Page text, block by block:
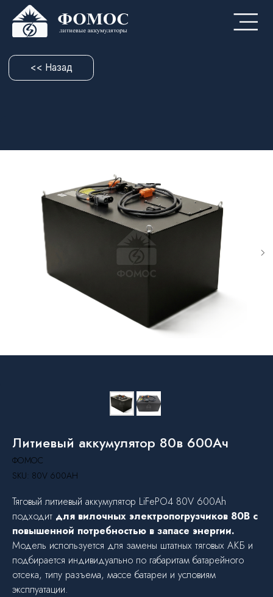
Литиевый аккумулятор 80в 600Ач
ФОМОС
SKU: 80V 600AH
Тяговый литиевый аккумулятор LiFePO4 80V 600Ah
подходит для вилочных электропогрузчиков 80В с
повышенной потребностью в запасе энергии.
Модель используется для замены штатных тяговых АКБ и
подбирается индивидуально по габаритам батарейного
отсека, типу разъема, массе батареи и условиям
эксплуатации.